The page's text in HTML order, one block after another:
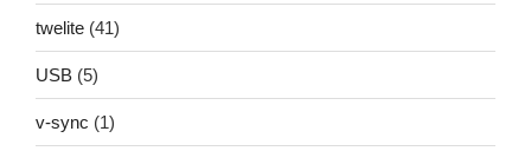
twelite (41)
USB (5)
v-sync (1)